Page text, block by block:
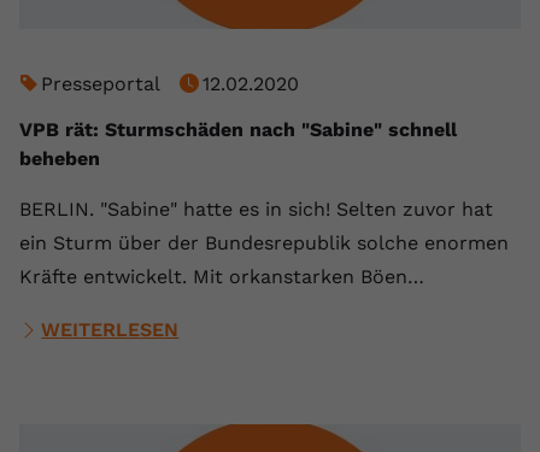
Presseportal
12.02.2020
VPB rät: Sturmschäden nach "Sabine" schnell
beheben
BERLIN. "Sabine" hatte es in sich! Selten zuvor hat
ein Sturm über der Bundesrepublik solche enormen
Kräfte entwickelt. Mit orkanstarken Böen…
WEITERLESEN